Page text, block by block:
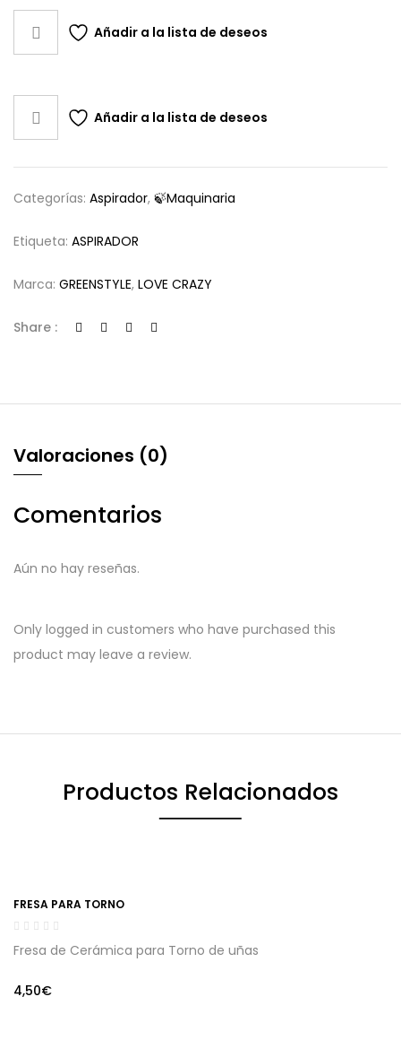
UÑA
ALTA
POTENCIA
cantidad
Añadir a la lista de deseos
Añadir a la lista de deseos
Categorías: Aspirador, 🍃Maquinaria
Etiqueta: ASPIRADOR
Marca: GREENSTYLE, LOVE CRAZY
Share :
Valoraciones (0)
Comentarios
Aún no hay reseñas.
Only logged in customers who have purchased this
product may leave a review.
Productos Relacionados
FRESA PARA TORNO
Fresa de Cerámica para Torno de uñas
4,50€